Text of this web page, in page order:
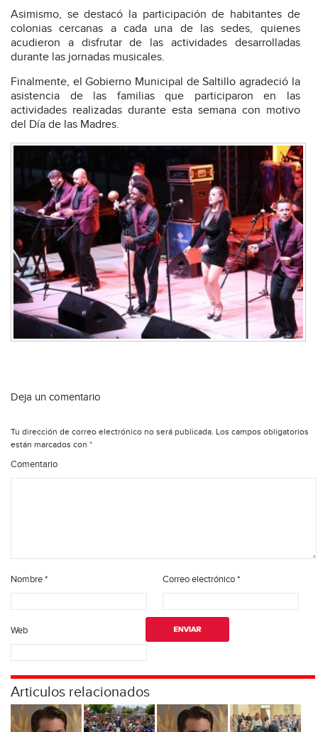
Asimismo, se destacó la participación de habitantes de
colonias cercanas a cada una de las sedes, quienes
acudieron a disfrutar de las actividades desarrolladas
durante las jornadas musicales.
Finalmente, el Gobierno Municipal de Saltillo agradeció la
asistencia de las familias que participaron en las
actividades realizadas durante esta semana con motivo
del Día de las Madres.
Deja un comentario
Tu dirección de correo electrónico no será publicada. Los campos obligatorios
están marcados con *
Comentario
Nombre* Correo electrónico*
Web
Articulos relacionados